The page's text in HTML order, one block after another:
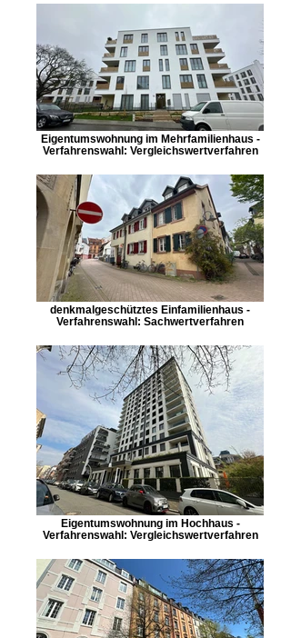
Eigentumswohnung im Mehrfamilienhaus -
Verfahrenswahl: Vergleichswertverfahren
denkmalgeschütztes Einfamilienhaus -
Verfahrenswahl: Sachwertverfahren
Eigentumswohnung im Hochhaus -
Verfahrenswahl: Vergleichswertverfahren